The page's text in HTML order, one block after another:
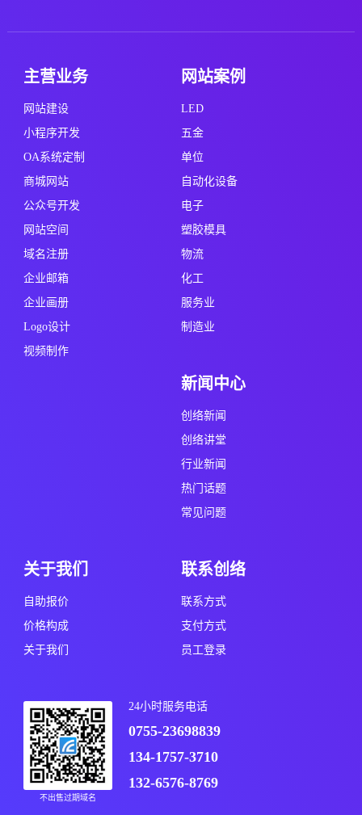
主营业务
网站建设
小程序开发
OA系统定制
商城网站
公众号开发
网站空间
域名注册
企业邮箱
企业画册
Logo设计
视频制作
网站案例
LED
五金
单位
自动化设备
电子
塑胶模具
物流
化工
服务业
制造业
新闻中心
创络新闻
创络讲堂
行业新闻
热门话题
常见问题
关于我们
自助报价
价格构成
关于我们
联系创络
联系方式
支付方式
员工登录
不出售过期域名
24小时服务电话
0755-23698839
134-1757-3710
132-6576-8769